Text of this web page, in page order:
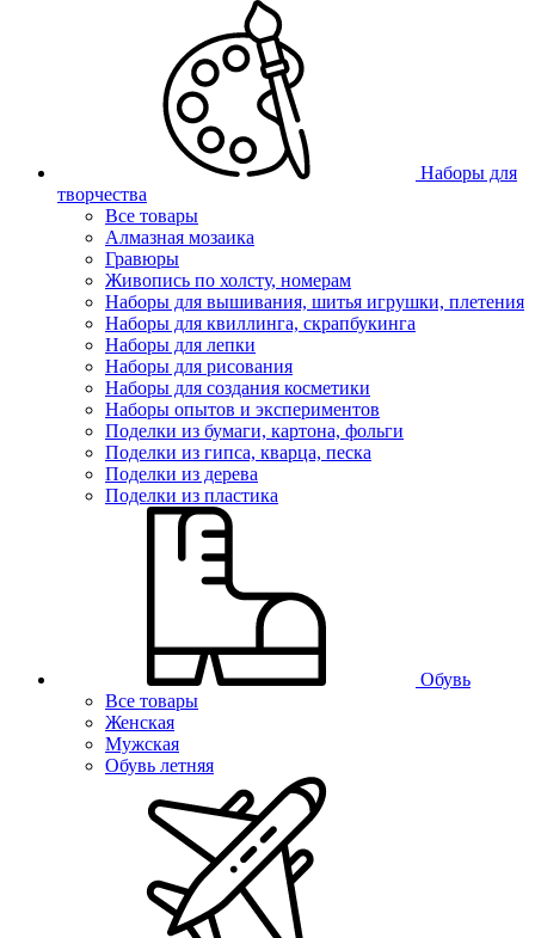
Наборы для
творчества
Все товары
Алмазная мозаика
Гравюры
Живопись по холсту, номерам
Наборы для вышивания, шитья игрушки, плетения
Наборы для квиллинга, скрапбукинга
Наборы для лепки
Наборы для рисования
Наборы для создания косметики
Наборы опытов и экспериментов
Поделки из бумаги, картона, фольги
Поделки из гипса, кварца, песка
Поделки из дерева
Поделки из пластика
Обувь
Все товары
Женская
Мужская
Обувь летняя